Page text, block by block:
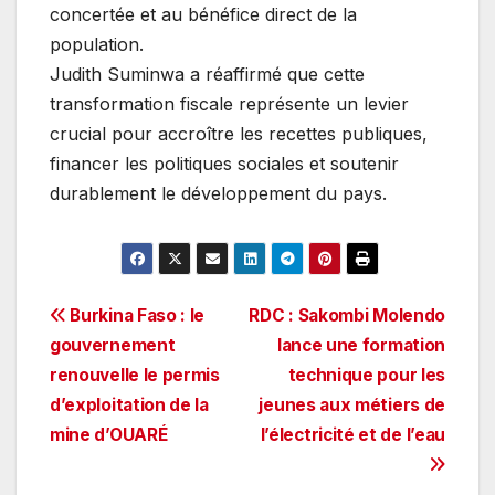
concertée et au bénéfice direct de la
population.
Judith Suminwa a réaffirmé que cette
transformation fiscale représente un levier
crucial pour accroître les recettes publiques,
financer les politiques sociales et soutenir
durablement le développement du pays.
Navigation
de
l’article
RDC : Sakombi Molendo
lance une formation
technique pour les
jeunes aux métiers de
l’électricité et de l’eau
Burkina Faso : le
gouvernement
renouvelle le permis
d’exploitation de la
mine d’OUARÉ